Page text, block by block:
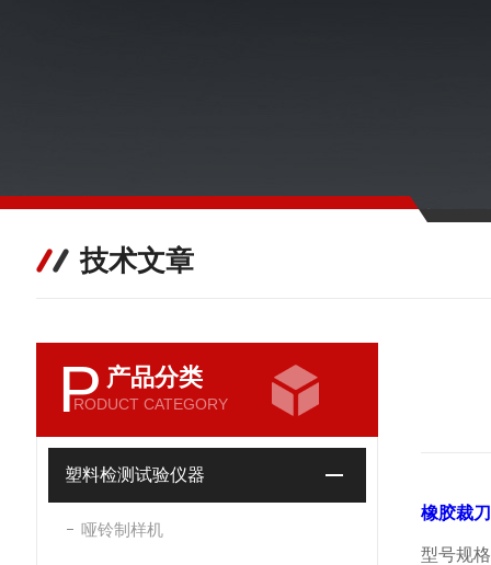
技术文章
P 产品分类
RODUCT CATEGORY
塑料检测试验仪器
哑铃制样机
橡胶裁刀
型号规